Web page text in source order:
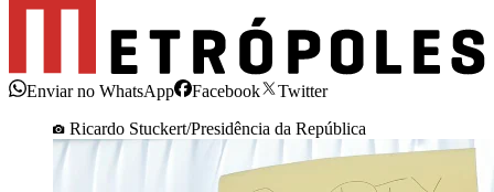
Enviar no WhatsApp Facebook
Twitter
Ricardo Stuckert/Presidência da República